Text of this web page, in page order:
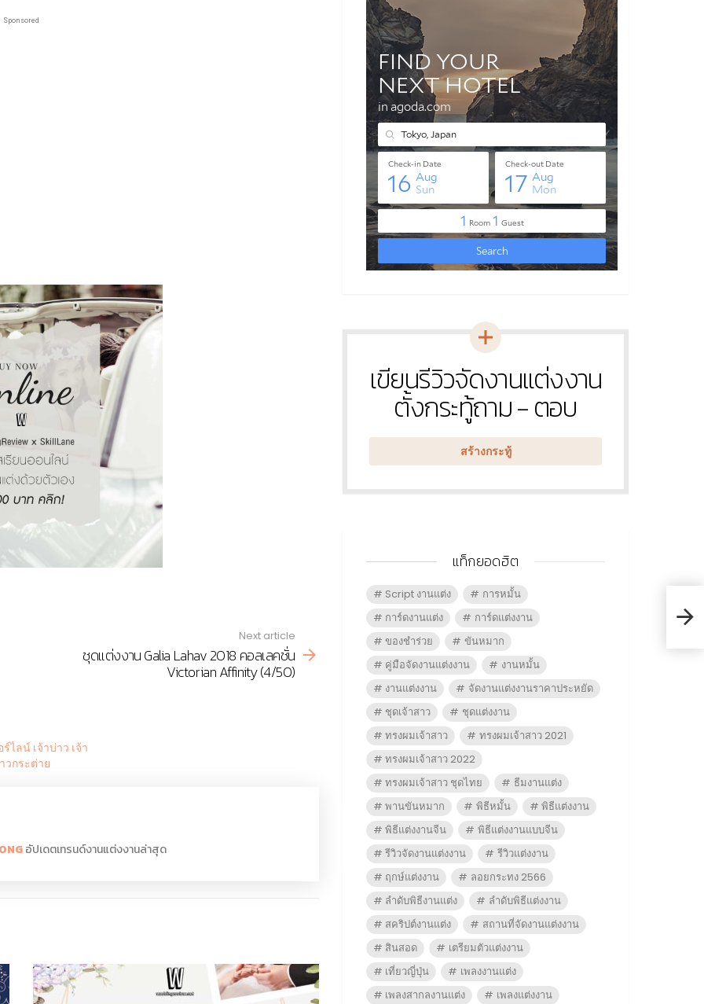
Sponsored
Next article
ชุดแต่งงาน Galia Lahav 2018 คอลเลคชั่น
Victorian Affinity (4/50)
อัปเดตเทรนด์งานแต่งงานล่าสุด
หัวข้อ
ใหม่
เขียนรีวิวจัดงานแต่งงาน
ตั้งกระทู้ถาม - ตอบ
สร้างกระทู้
แท็กยอดฮิต
Script งานแต่ง
การหมั้น
การ์ดงานแต่ง
การ์ดแต่งงาน
ของชำร่วย
ขันหมาก
คู่มือจัดงานแต่งงาน
งานหมั้น
งานแต่งงาน
จัดงานแต่งงานราคาประหยัด
ชุดเจ้าสาว
ชุดแต่งงาน
ทรงผมเจ้าสาว
ทรงผมเจ้าสาว 2021
ทรงผมเจ้าสาว 2022
ทรงผมเจ้าสาว ชุดไทย
ธีมงานแต่ง
พานขันหมาก
พิธีหมั้น
พิธีแต่งงาน
พิธีแต่งงานจีน
พิธีแต่งงานแบบจีน
รีวิวจัดงานแต่งงาน
รีวิวแต่งงาน
ฤกษ์แต่งงาน
ลอยกระทง 2566
ลำดับพิธีงานแต่ง
ลำดับพิธีแต่งงาน
สคริปต์งานแต่ง
สถานที่จัดงานแต่งงาน
สินสอด
เตรียมตัวแต่งงาน
เที่ยวญี่ปุ่น
เพลงงานแต่ง
เพลงสากลงานแต่ง
เพลงแต่งงาน